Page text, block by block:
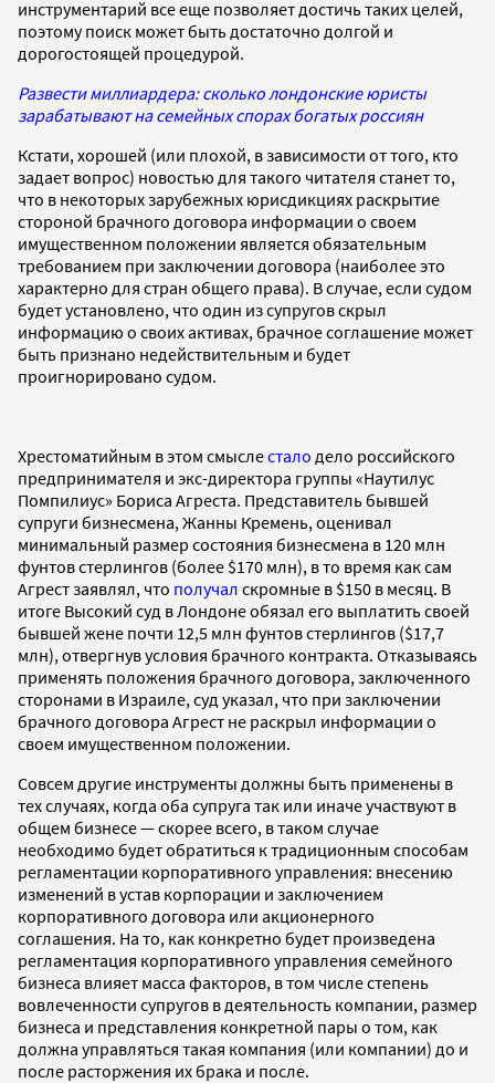
инструментарий все еще позволяет достичь таких целей,
поэтому поиск может быть достаточно долгой и
дорогостоящей процедурой.
Развести миллиардера: сколько лондонские юристы
зарабатывают на семейных спорах богатых россиян
Кстати, хорошей (или плохой, в зависимости от того, кто
задает вопрос) новостью для такого читателя станет то,
что в некоторых зарубежных юрисдикциях раскрытие
стороной брачного договора информации о своем
имущественном положении является обязательным
требованием при заключении договора (наиболее это
характерно для стран общего права). В случае, если судом
будет установлено, что один из супругов скрыл
информацию о своих активах, брачное соглашение может
быть признано недействительным и будет
проигнорировано судом.
Хрестоматийным в этом смыслестало дело российского
предпринимателя и экс-директора группы «Наутилус
Помпилиус» Бориса Агреста. Представитель бывшей
супруги бизнесмена, Жанны Кремень, оценивал
минимальный размер состояния бизнесмена в 120 млн
фунтов стерлингов (более $170 млн), в то время как сам
Агрест заявлял, что получал скромные в $150 в месяц. В
итоге Высокий суд в Лондоне обязал его выплатить своей
бывшей жене почти 12,5 млн фунтов стерлингов ($17,7
млн), отвергнув условия брачного контракта. Отказываясь
применять положения брачного договора, заключенного
сторонами в Израиле, суд указал, что при заключении
брачного договора Агрест не раскрыл информации о
своем имущественном положении.
Совсем другие инструменты должны быть применены в
тех случаях, когда оба супруга так или иначе участвуют в
общем бизнесе — скорее всего, в таком случае
необходимо будет обратиться к традиционным способам
регламентации корпоративного управления: внесению
изменений в устав корпорации и заключением
корпоративного договора или акционерного
соглашения. На то, как конкретно будет произведена
регламентация корпоративного управления семейного
бизнеса влияет масса факторов, в том числе степень
вовлеченности супругов в деятельность компании, размер
бизнеса и представления конкретной пары о том, как
должна управляться такая компания (или компании) до и
после расторжения их брака и после.